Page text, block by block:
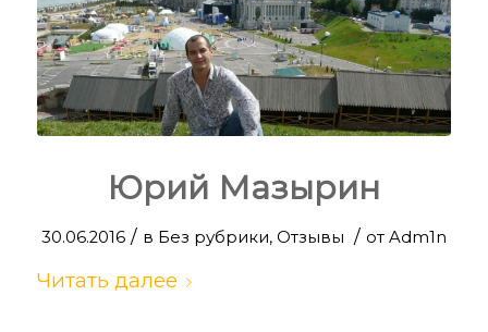
Юрий Мазырин
30.06.2016 / в Без рубрики, Отзывы / от Adm1n
Читать далее